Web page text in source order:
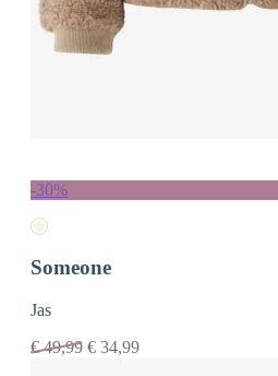
-30%
Someone
Jas
€49,99 € 34,99